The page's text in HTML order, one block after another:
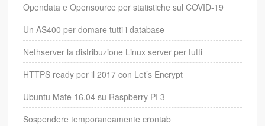
Opendata e Opensource per statistiche sul COVID-19
Un AS400 per domare tutti i database
Nethserver la distribuzione Linux server per tutti
HTTPS ready per il 2017 con Let’s Encrypt
Ubuntu Mate 16.04 su Raspberry PI 3
Sospendere temporaneamente crontab